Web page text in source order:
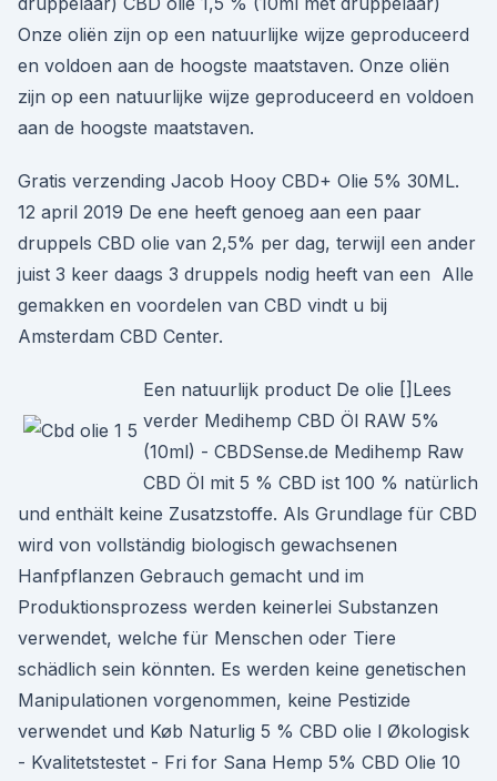
Onze oliën zijn op een natuurlijke wijze geproduceerd
en voldoen aan de hoogste maatstaven. Onze oliën
zijn op een natuurlijke wijze geproduceerd en voldoen
aan de hoogste maatstaven.
Gratis verzending Jacob Hooy CBD+ Olie 5% 30ML.
12 april 2019 De ene heeft genoeg aan een paar
druppels CBD olie van 2,5% per dag, terwijl een ander
juist 3 keer daags 3 druppels nodig heeft van een Alle
gemakken en voordelen van CBD vindt u bij
Amsterdam CBD Center.
Een natuurlijk product De olie []Lees
verder Medihemp CBD Öl RAW 5%
(10ml) - CBDSense.de Medihemp Raw
CBD Öl mit 5 % CBD ist 100 % natürlich
und enthält keine Zusatzstoffe. Als Grundlage für CBD
wird von vollständig biologisch gewachsenen
Hanfpflanzen Gebrauch gemacht und im
Produktionsprozess werden keinerlei Substanzen
verwendet, welche für Menschen oder Tiere
schädlich sein könnten. Es werden keine genetischen
Manipulationen vorgenommen, keine Pestizide
verwendet und Køb Naturlig 5 % CBD olie l Økologisk
- Kvalitetstestet - Fri for Sana Hemp 5% CBD Olie 10